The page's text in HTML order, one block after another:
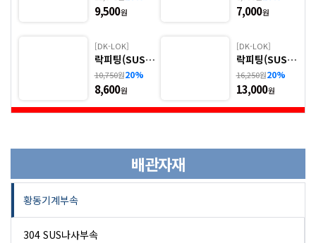
9,500원 7,000원
[DK-LOK]
락피팅(SUS 3
16) - 7. DLR
10,750원20%
8,600원
[DK-LOK]
락피팅(SUS 3
16) - 8. DTR
16,250원20%
13,000원
배관자재
황동기계부속
304 SUS나사부속